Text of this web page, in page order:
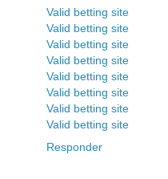
Valid betting site
Valid betting site
Valid betting site
Valid betting site
Valid betting site
Valid betting site
Valid betting site
Valid betting site
Responder